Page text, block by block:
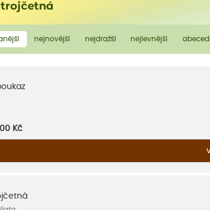
trojčetná
nejnovější nejdražší nejlevnější
Kč